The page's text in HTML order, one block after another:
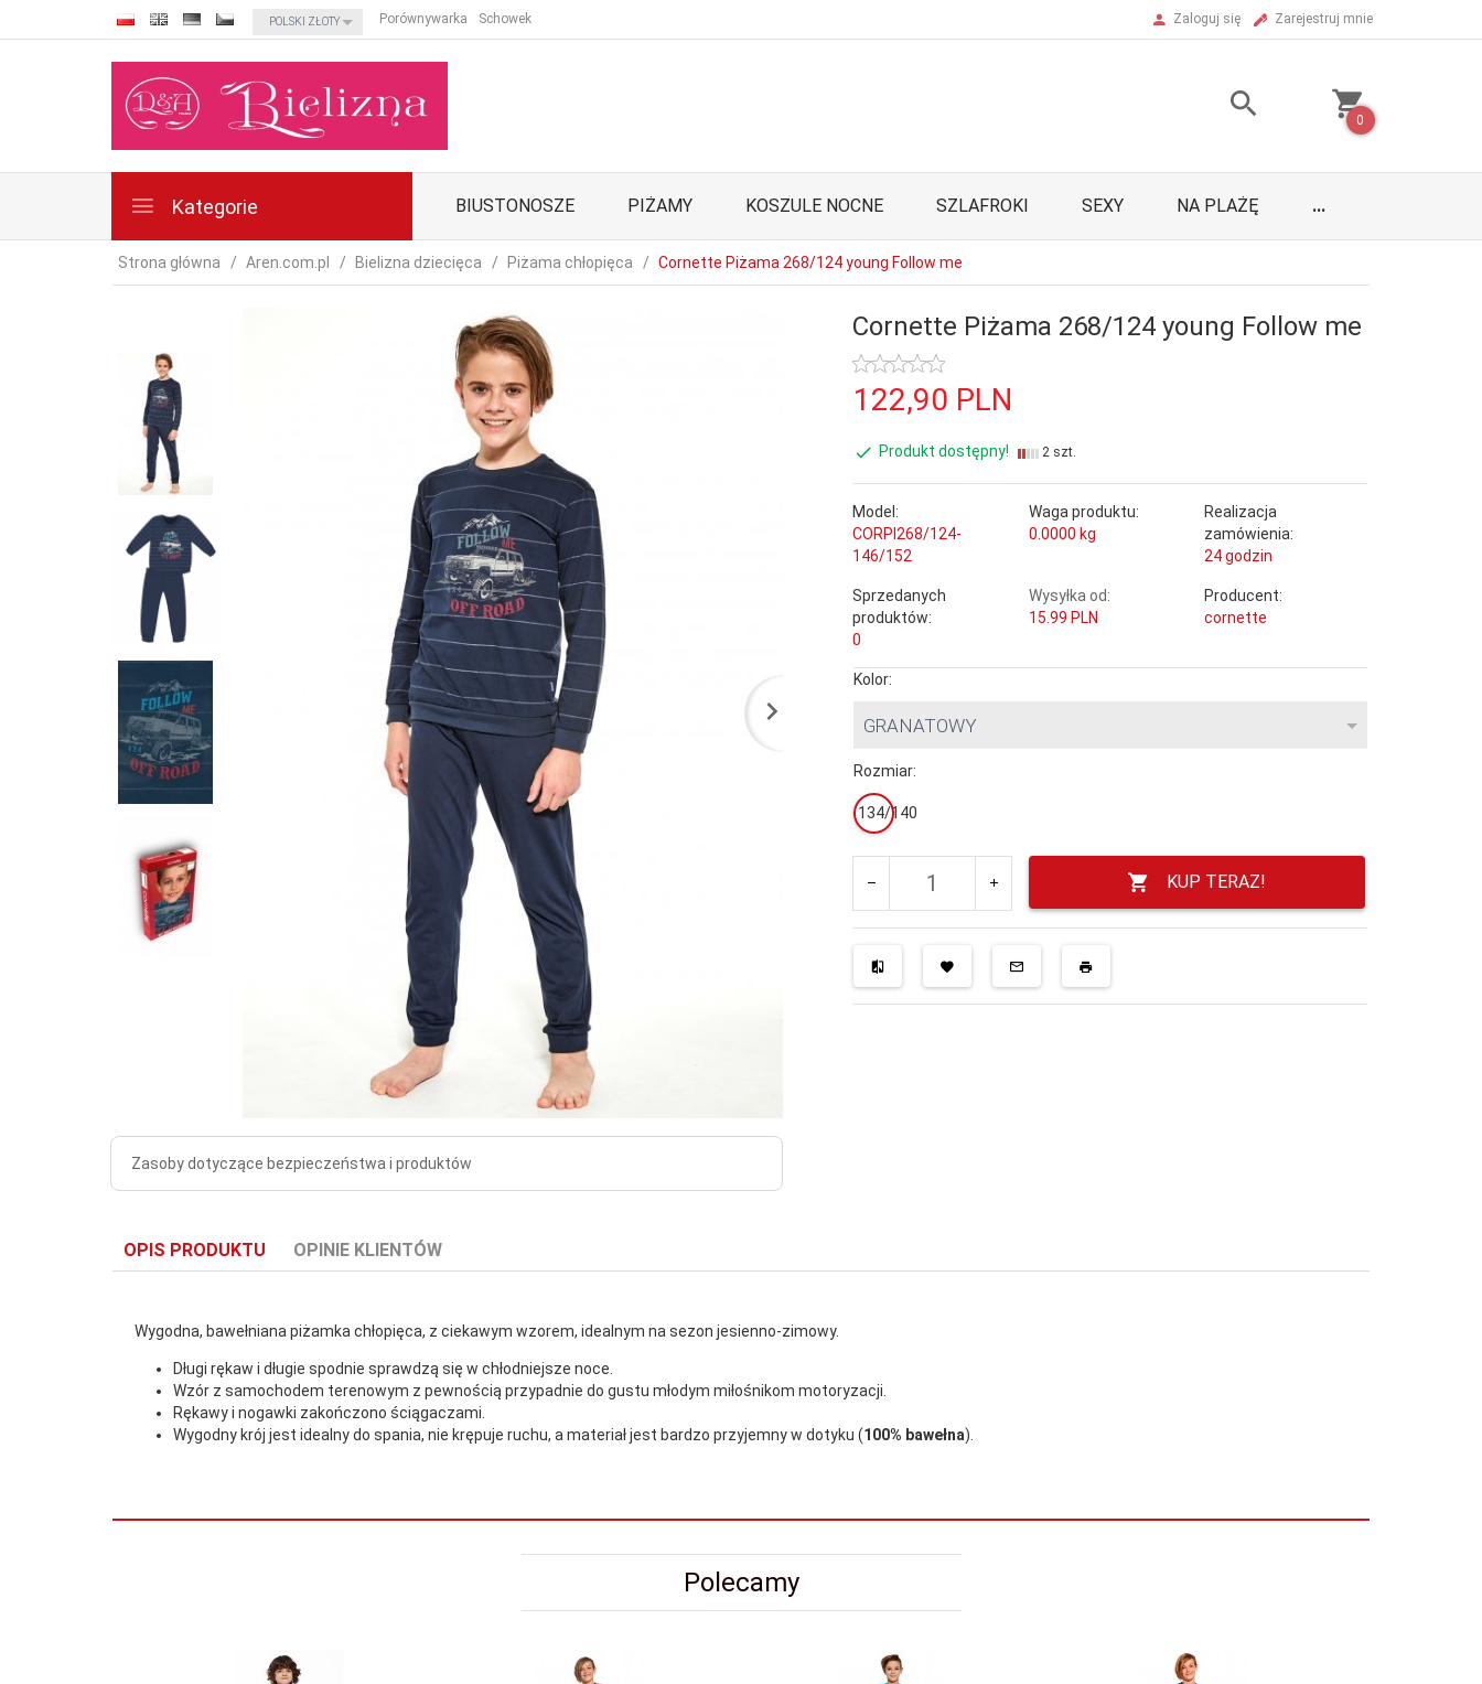
currency_h
POLSKI ZŁOTY Porównywarka Schowek Zaloguj się Zarejestruj mnie
0
Kategorie BIUSTONOSZE PIŻAMY KOSZULE NOCNE SZLAFROKI SEXY NA PLAŻĘ ...
Strona główna Aren.com.pl Bielizna dziecięca Piżama chłopięca Cornette Piżama 268/124 young Follow me
Zasoby dotyczące bezpieczeństwa i produktów
Cornette Piżama 268/124 young Follow me
122,90 PLN
Produkt dostępny! 2 szt.
Model:
CORPI268/124-
146/152
Waga produktu:
0.0000 kg
Realizacja
zamówienia:
24 godzin
Sprzedanych
produktów:
0
Wysyłka od:
15.99 PLN
Producent:
cornette
Kolor:
GRANATOWY
Rozmiar:
134/140
KUP TERAZ!
OPIS PRODUKTU OPINIE KLIENTÓW
Wygodna, bawełniana piżamka chłopięca, z ciekawym wzorem, idealnym na sezon jesienno-zimowy.
Długi rękaw i długie spodnie sprawdzą się w chłodniejsze noce.
Wzór z samochodem terenowym z pewnością przypadnie do gustu młodym miłośnikom motoryzacji.
Rękawy i nogawki zakończono ściągaczami.
Wygodny krój jest idealny do spania, nie krępuje ruchu, a materiał jest bardzo przyjemny w dotyku (100% bawełna).
Polecamy